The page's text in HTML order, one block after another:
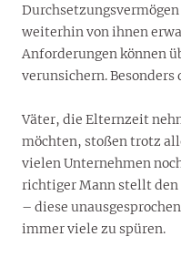
weiterhin von ihnen
Anforderungen können
verunsichern.
Väter, die Elternzeit
möchten, stoßen trotz
vielen Unternehmen
richtiger Mann stellt den
– diese
immer viele zu spüren.